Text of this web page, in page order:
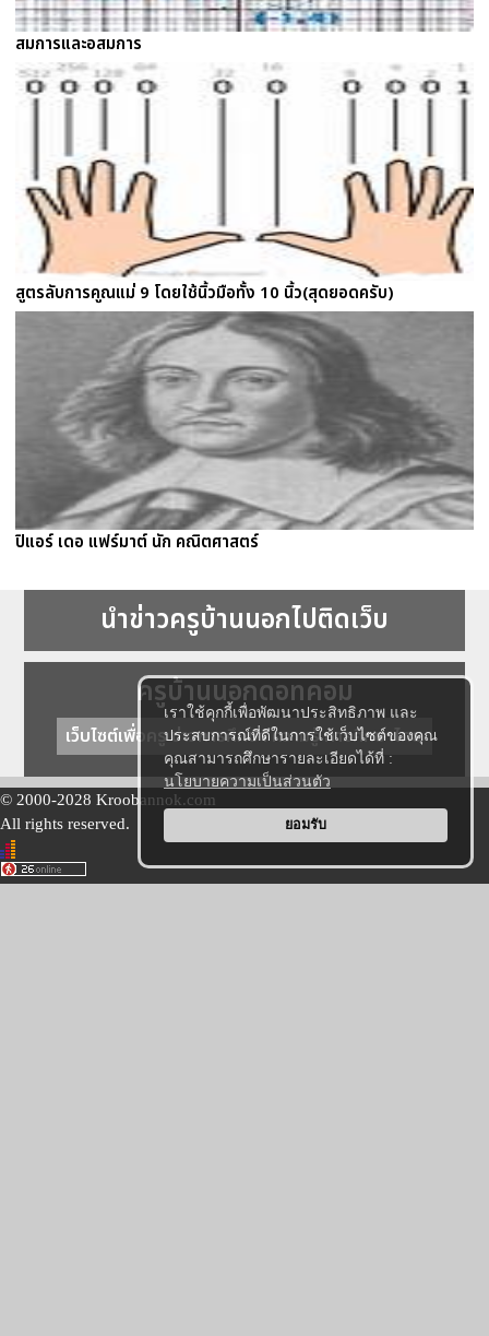
เราใช้คุกกี้เพื่อพัฒนาประสิทธิภาพ และ
ประสบการณ์ที่ดีในการใช้เว็บไซต์ของคุณ
คุณสามารถศึกษารายละเอียดได้ที่ :
นโยบายความเป็นส่วนตัว
ยอมรับ
สมการและอสมการ
สูตรลับการคูณแม่ 9 โดยใช้นิ้วมือทั้ง 10 นิ้ว(สุดยอดครับ)
ปิแอร์ เดอ แฟร์มาต์ นัก คณิตศาสตร์
นำข่าวครูบ้านนอกไปติดเว็บ
ครูบ้านนอกดอทคอม
เว็บไซต์เพื่อครู ข่าวการศึกษา ความรู้ การศึกษาไทย
© 2000-2028 Kroobannok.com
All rights reserved.